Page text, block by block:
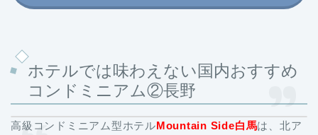
ホテルでは味わえない国内おすすめ
コンドミニアム②長野
高級コンドミニアム型ホテルMountain Side白馬は、北ア